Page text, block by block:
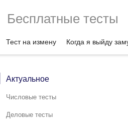
Бесплатные тесты
Тест на измену Когда я выйду
Актуальное
Числовые тесты
Деловые тесты